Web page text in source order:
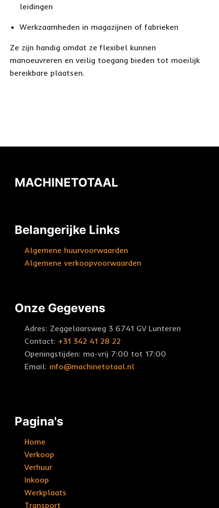
leidingen
Werkzaamheden in magazijnen of fabrieken
Ze zijn handig omdat ze flexibel kunnen
manoeuvreren en veilig toegang bieden tot moeilijk
bereikbare plaatsen.
MACHINETOTAAL
Belangerijke Links
Algemene huurvoorwaarden
Algemene verkoopvoorwaarden
Onze Gegevens
Adres: Zeggelaarsweg 3 6741 GV Lunteren
Contact: +31 342 41 28 22
Openingstijden: ma-vrij 7:00 tot 17:00
Email: info@machinetotaal.nl
Pagina's
Home
Verkoop
Verhuur
Inkoop
Werkplaats
Transport